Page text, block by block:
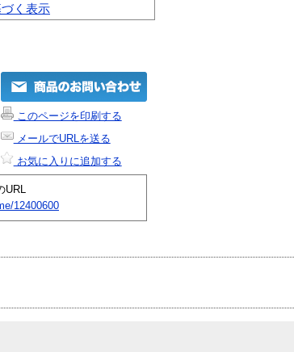
く表示
このページを印刷する
メールでURLを送る
お気に入りに追加する
12400600